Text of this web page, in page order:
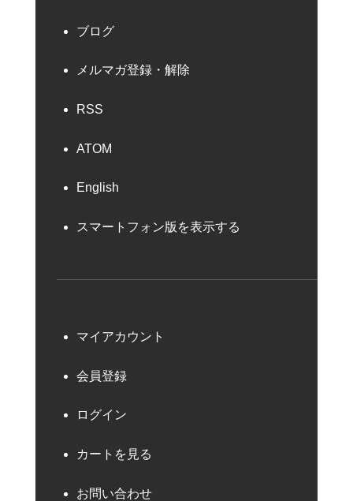
ブログ
メルマガ登録・解除
RSS
ATOM
English
スマートフォン版を表示する
マイアカウント
会員登録
ログイン
カートを見る
お問い合わせ